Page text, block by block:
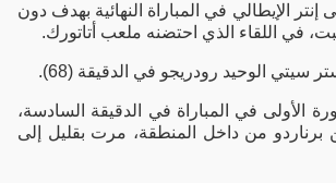
الإيطالي في المباراة النهائية بهدف دون
في اللقاء الذي احتضنه ملعب أتاتورك.
الوحيد رودريجو في الدقيقة (68).
الأولى في المباراة في الدقيقة السادسة،
من داخل المنطقة، مرت بقليل إلى